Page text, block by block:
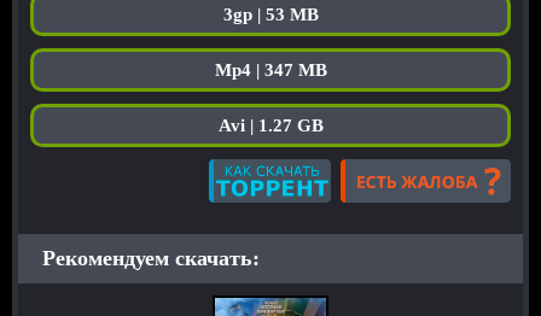
3gp | 53 MB
Mp4 | 347 MB
Avi | 1.27 GB
Рекомендуем скачать: